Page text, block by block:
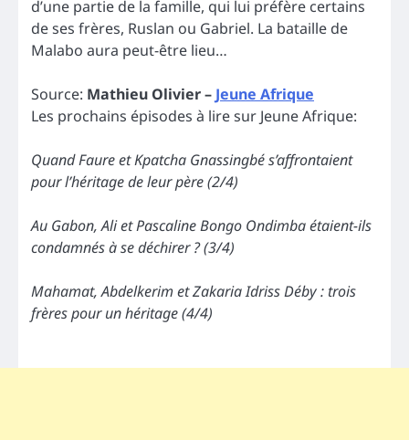
d’une partie de la famille, qui lui préfère certains
de ses frères, Ruslan ou Gabriel. La bataille de
Malabo aura peut-être lieu…
Source: Mathieu Olivier – Jeune Afrique
Les prochains épisodes à lire sur Jeune Afrique:
Quand Faure et Kpatcha Gnassingbé s’affrontaient
pour l’héritage de leur père (2/4)
Au Gabon, Ali et Pascaline Bongo Ondimba étaient-ils
condamnés à se déchirer ? (3/4)
Mahamat, Abdelkerim et Zakaria Idriss Déby : trois
frères pour un héritage (4/4)